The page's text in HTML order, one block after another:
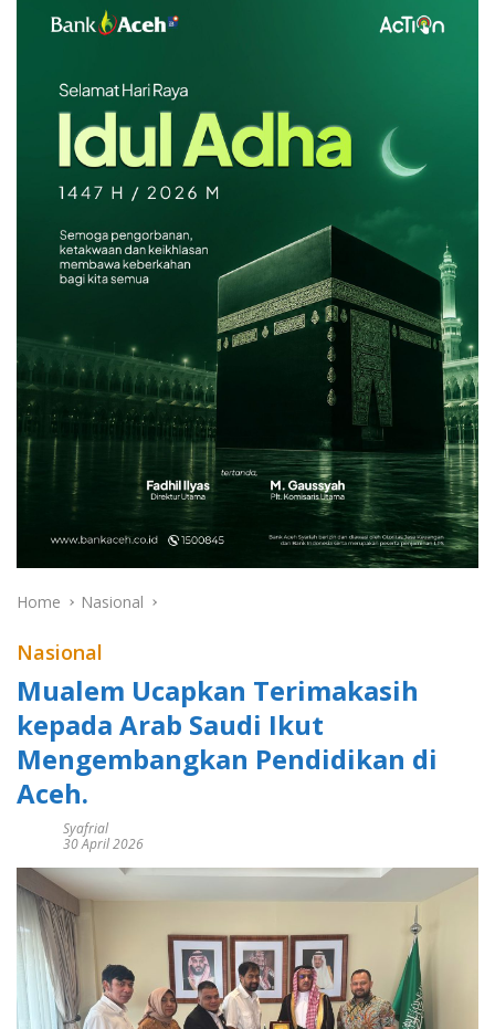
Home Nasional
Nasional
Mualem Ucapkan Terimakasih
kepada Arab Saudi Ikut
Mengembangkan Pendidikan di
Aceh.
Syafrial
30 April 2026